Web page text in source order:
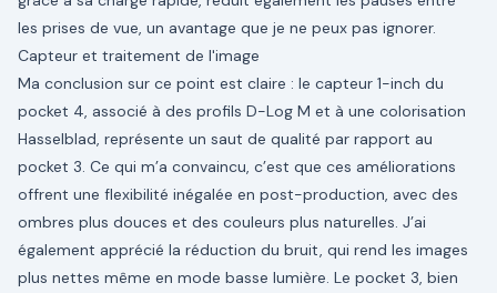
les prises de vue, un avantage que je ne peux pas ignorer.
Capteur et traitement de l'image
Ma conclusion sur ce point est claire : le capteur 1-inch du
pocket 4, associé à des profils D-Log M et à une colorisation
Hasselblad, représente un saut de qualité par rapport au
pocket 3. Ce qui m’a convaincu, c’est que ces améliorations
offrent une flexibilité inégalée en post-production, avec des
ombres plus douces et des couleurs plus naturelles. J’ai
également apprécié la réduction du bruit, qui rend les images
plus nettes même en mode basse lumière. Le pocket 3, bien